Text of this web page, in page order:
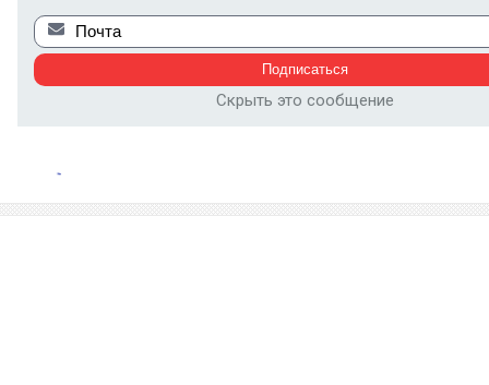
Скрыть это сообщение